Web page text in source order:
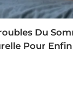
Du
Pour